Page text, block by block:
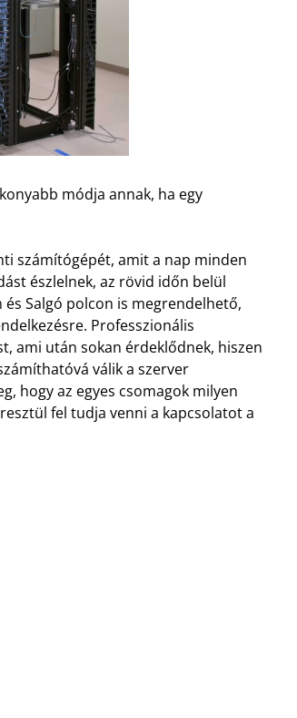
módja annak, ha egy
számítógépét, amit a nap minden
észlelnek, az rövid időn belül
Salgó polcon is megrendelhető,
Professzionális
ami után sokan érdeklődnek, hiszen
válik a szerver
hogy az egyes csomagok milyen
fel tudja venni a kapcsolatot a